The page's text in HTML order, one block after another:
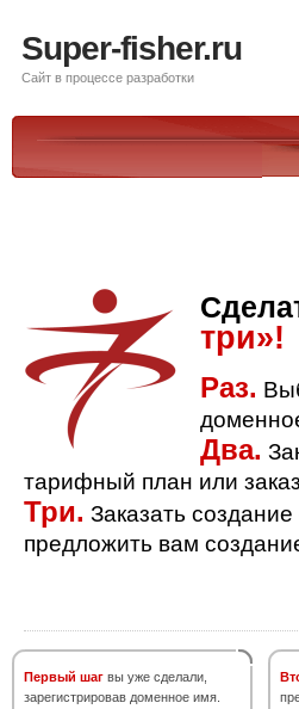
Super-fisher.ru
Сайт в процессе разработки
три»!
Раз.
Два.
тарифный план или
Три. Заказать
предложить вам
Первый шаг вы уже сделали,
зарегистрировав доменное имя.